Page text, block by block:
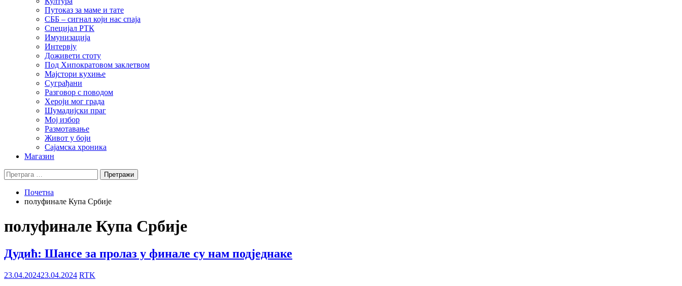
Путоказ за маме и тате
СББ – сигнал који нас спаја
Специјал РТК
Имунизација
Интервју
Доживети стоту
Под Хипократовом заклетвом
Мајстори кухиње
Суграђани
Разговор с поводом
Хероји мог града
Шумадијски праг
Мој избор
Размотавање
Живот у боји
Сајамска хроника
Магазин
Претрага
за:
Почетна
полуфинале Купа Србије
полуфинале Купа Србије
Дудић: Шансе за пролаз у финале су нам подједнаке
23.04.202423.04.2024 RTK